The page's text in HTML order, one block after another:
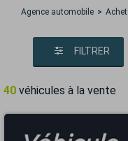
Agence automobile
FILTRER
40 véhicules à la vente